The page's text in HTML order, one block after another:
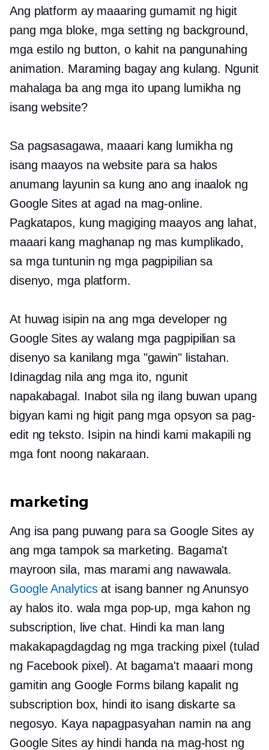
Ang platform ay maaaring gumamit ng higit
pang mga bloke, mga setting ng background,
mga estilo ng button, o kahit na pangunahing
animation. Maraming bagay ang kulang. Ngunit
mahalaga ba ang mga ito upang lumikha ng
isang website?
Sa pagsasagawa, maaari kang lumikha ng
isang maayos na website para sa halos
anumang layunin sa kung ano ang inaalok ng
Google Sites at agad na mag-online.
Pagkatapos, kung magiging maayos ang lahat,
maaari kang maghanap ng mas kumplikado,
sa mga tuntunin ng mga pagpipilian sa
disenyo, mga platform.
At huwag isipin na ang mga developer ng
Google Sites ay walang mga pagpipilian sa
disenyo sa kanilang mga "gawin"listahan.
Idinagdag nila ang mga ito, ngunit
napakabagal. Inabot sila ng ilang buwan upang
bigyan kami ng higit pang mga opsyon sa pag-
edit ng teksto. Isipin na hindi kami makapili ng
mga font noong nakaraan.
marketing
Ang isa pang puwang para sa Google Sites ay
ang mga tampok sa marketing. Bagama't
mayroon sila, mas marami ang nawawala.
Google Analyticsat isang banner ng Anunsyo
ay halos ito. wala mga pop-up, mga kahon ng
subscription, live chat. Hindi ka man lang
makakapagdagdag ng mga tracking pixel (tulad
ng Facebook pixel). At bagama't maaari mong
gamitin ang Google Forms bilang kapalit ng
subscription box, hindi ito isang diskarte sa
negosyo. Kaya napagpasyahan namin na ang
Google Sites ay hindi handa na mag-host ng